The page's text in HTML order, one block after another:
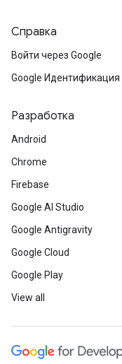
Справка
Войти через Google
Google Идентификация
Разработка
Android
Chrome
Firebase
Google AI Studio
Google Antigravity
Google Cloud
Google Play
View all